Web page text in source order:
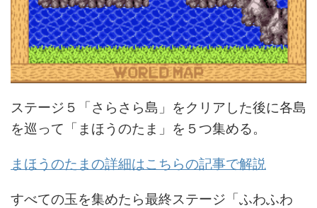
ステージ５「さらさら島」をクリアした後に各島
を巡って「まほうのたま」を５つ集める。
まほうのたまの詳細はこちらの記事で解説
すべての玉を集めたら最終ステージ「ふわふわ